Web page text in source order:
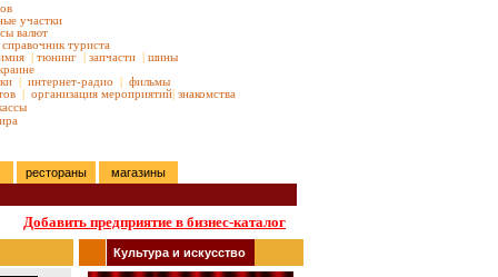
участки
валют
справочник туриста
| тюнинг | запчасти | шины
| интернет-радио | фильмы
| организация мероприятий| знакомства
рестораны
магазины
Добавить предприятие в бизнес-каталог
Культура и искусство